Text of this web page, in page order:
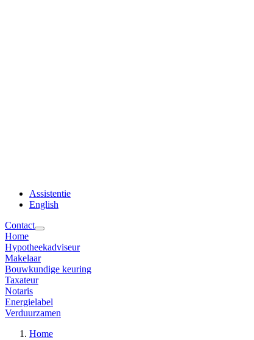
Assistentie
English
Contact
Home
Hypotheekadviseur
Makelaar
Bouwkundige keuring
Taxateur
Notaris
Energielabel
Verduurzamen
Home